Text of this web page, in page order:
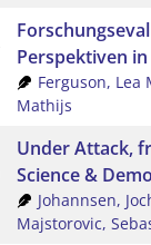
Perspektiven
Ferguson, Lea
Mathijs
Under Attack,
Science &
Johannsen,
Majstorovic,